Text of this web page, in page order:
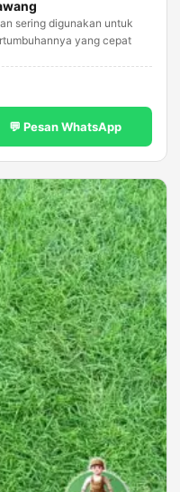
sering digunakan untuk
yang cepat
💬 Pesan WhatsApp